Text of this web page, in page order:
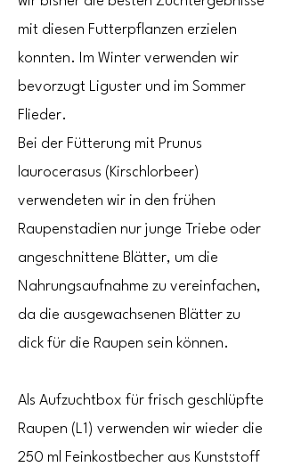
mit diesen Futterpflanzen erzielen
konnten. Im Winter verwenden wir
bevorzugt Liguster und im Sommer
Flieder.
Bei der Fütterung mit Prunus
laurocerasus (Kirschlorbeer)
verwendeten wir in den frühen
Raupenstadien nur junge Triebe oder
angeschnittene Blätter, um die
Nahrungsaufnahme zu vereinfachen,
da die ausgewachsenen Blätter zu
dick für die Raupen sein können.
Als Aufzuchtbox für frisch geschlüpfte
Raupen (L1) verwenden wir wieder die
250 ml Feinkostbecher aus Kunststoff